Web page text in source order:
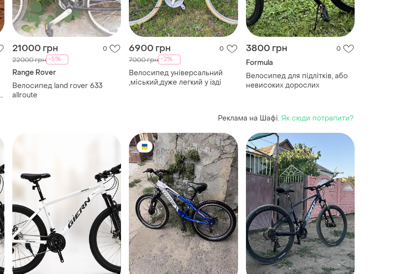
21000 грн 0
22000 грн -5%
Range Rover
Велосипед land rover 633
allroute
6900 грн 0
7000 грн -2%
Велосипед універсальний
,міський,дуже легкий у їзді
3800 грн 0
Formula
Велосипед для підлітків, або
невисоких дорослих
Реклама на Шафі. Як сюди потрапити?